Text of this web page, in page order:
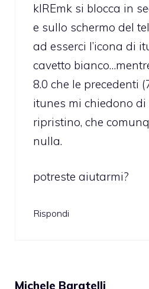
kIREmk si blocca in
e sullo schermo del
ad esserci l’icona di
cavetto
8.0 che le precedenti
itunes mi chiedono di
ripristino, che
nulla.
potreste aiutarmi?
Rispondi
Michele Baratelli